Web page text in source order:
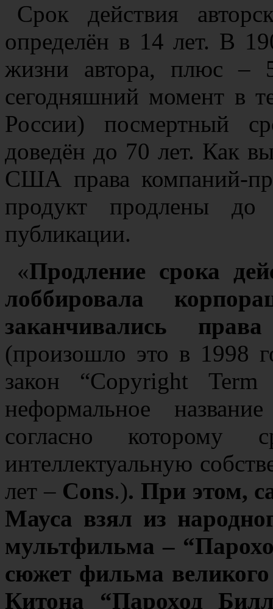
Срок действия
определён в 14 лет. В
жизни автора, плюс –
сегодняшний момент в
России) посмертный
доведён до 70 лет. Как
США права компаний-
продукт продлены
публикации.
«Продление срока
лоббировала
заканчивались
(произошло это в 1998
закон “Copyright
неформальное
согласно которому
интеллектуальную
лет – Cons.). При этом,
Мауса взял из
мультфильма –
сюжет фильма
Китона “Пароход